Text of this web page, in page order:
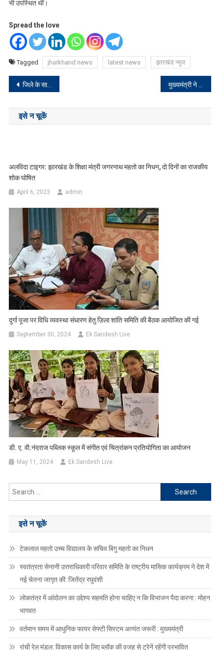
भी उपस्थित थीं।
Spread the love
Tagged jharkhand news latest news झारखंड न्यूज
Post
navigation
जिले के सात थाना प्रभारियों का तबादला, सदर थाना प्रभारी बने लक्ष्मीकांत मुख्यमंत्री ने रांची विश्वविद्यालय के प्रस्तावित नए कैंपस को लेकर अधिकारियों के साथ की बैठक, मास्टर प्लान का देखा प्रजेंटेशन
इसे न चूकें
अलविदा टाइगर: झारखंड के शिक्षा मंत्री जगरनाथ महतो का निधन, दो दिनों का राजकीय
शोक घोषित
April 6, 2023 admin
दुर्गा पूजा पर विधि व्यवस्था संधारण हेतु ज़िला शांति समिति की बैठक आयोजित की गई
September 30, 2024 Ek Sandesh Live
डी. ए. वी.नंदराज पब्लिक स्कूल में संगीत एवं चित्रांकन प्रतियोगिता का आयोजन
May 11, 2024 Ek Sandesh Live
Search
for:
इसे न चूकें
टेकलाल महतो उच्च विद्यालय के सचिव बिगु महतो का निधन
स्वतंत्रता सेनानी उत्तराधिकारी परिवार समिति के राष्ट्रीय मासिक कार्यक्रम ने देश में
नई चेतना जागृत की: जितेंद्र रघुवंशी
लोकतंत्र में आंदोलन का उद्देश्य सहमति होना चाहिए न कि विभाजन पैदा करना : मोहन
भागवत
वर्तमान समय में आधुनिक फायर सेफ्टी सिस्टम अत्यंत जरूरी : मुख्यमंत्री
रांची रेल मंडल: विकास कार्य के लिए ब्लॉक की वजह से ट्रेनें रहेंगी प्रभावित